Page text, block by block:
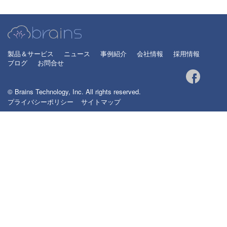
製品＆サービス ニュース 事例紹介 会社情報
採用情報
ブログ
お問合せ
© Brains Technology, Inc. All rights reserved.
プライバシーポリシー
サイトマップ